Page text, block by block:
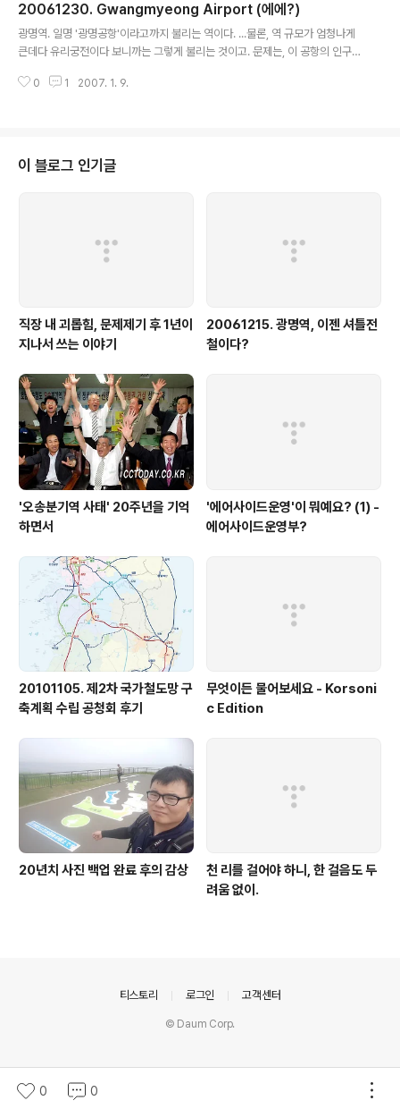
20061230. Gwangmyeong Airport (에에?)
광명역. 일명 '광명공항'이라고까지 불리는 역이다. ...물론, 역 규모가 엄청나게
큰데다 유리궁전이다 보니까는 그렇게 불리는 것이고. 문제는, 이 공항의 인구
0 1 2007. 1. 9.
이 블로그 인기글
직장 내 괴롭힘, 문제제기 후 1년이
지나서 쓰는 이야기
20061215. 광명역, 이젠 셔틀전
철이다?
'오송분기역 사태' 20주년을 기억
하면서
'에어사이드운영'이 뭐예요? (1) -
에어사이드운영부?
20101105. 제2차 국가철도망 구
축계획 수립 공청회 후기
무엇이든 물어보세요 - Korsoni
c Edition
20년치 사진 백업 완료 후의 감상
천 리를 걸어야 하니, 한 걸음도 두
려움 없이.
0 0
티스토리 로그인 고객센터
© Daum Corp.